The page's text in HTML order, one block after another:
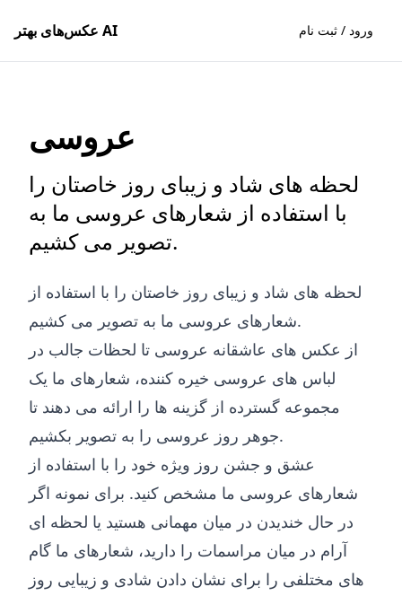
عکس‌های بهتر AI ورود / ثبت نام
عروسی
لحظه های شاد و زیبای روز خاصتان را
با استفاده از شعارهای عروسی ما به
تصویر می کشیم.
لحظه های شاد و زیبای روز خاصتان را با استفاده از
شعارهای عروسی ما به تصویر می کشیم.
از عکس های عاشقانه عروسی تا لحظات جالب در
لباس های عروسی خیره کننده، شعارهای ما یک
مجموعه گسترده از گزینه ها را ارائه می دهند تا
جوهر روز عروسی را به تصویر بکشیم.
عشق و جشن روز ویژه خود را با استفاده از
شعارهای عروسی ما مشخص کنید. برای نمونه اگر
در حال خندیدن در میان مهمانی هستید یا لحظه ای
آرام در میان مراسمات را دارید، شعارهای ما گام
های مختلفی را برای نشان دادن شادی و زیبایی روز